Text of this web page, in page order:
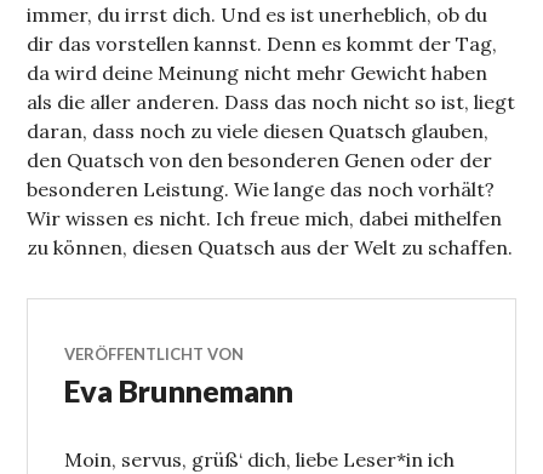
immer, du irrst dich. Und es ist unerheblich, ob du
dir das vorstellen kannst. Denn es kommt der Tag,
da wird deine Meinung nicht mehr Gewicht haben
als die aller anderen. Dass das noch nicht so ist, liegt
daran, dass noch zu viele diesen Quatsch glauben,
den Quatsch von den besonderen Genen oder der
besonderen Leistung. Wie lange das noch vorhält?
Wir wissen es nicht. Ich freue mich, dabei mithelfen
zu können, diesen Quatsch aus der Welt zu schaffen.
VERÖFFENTLICHT VON
Eva Brunnemann
Moin, servus, grüß‘ dich, liebe Leser*in ich